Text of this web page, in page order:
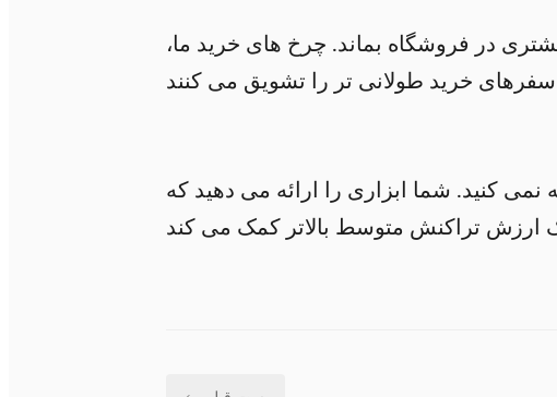
در فروشگاه بماند. چرخ های خرید ما،
کنید. شما ابزاری را ارائه می دهید که